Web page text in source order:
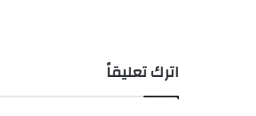
اترك تعليقاً